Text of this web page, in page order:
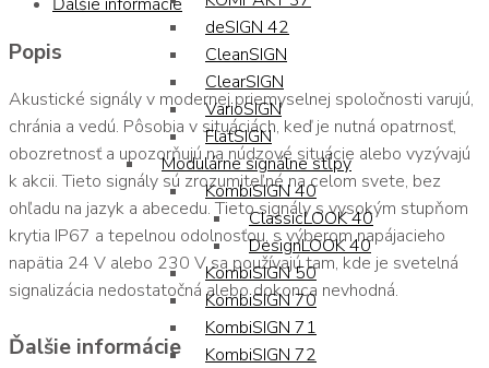
deSIGN 42
CleanSIGN
ClearSIGN
VarioSIGN
FlatSIGN
Modulárne signálne stĺpy
KombiSIGN 40
ClassicLOOK 40
DesignLOOK 40
KombiSIGN 50
KombiSIGN 70
KombiSIGN 71
KombiSIGN 72
Popis
Akustické signály v modernej priemyselnej spoločnosti varujú,
chránia a vedú. Pôsobia v situáciách, keď je nutná opatrnosť,
obozretnosť a upozorňujú na núdzové situácie alebo vyzývajú
k akcii. Tieto signály sú zrozumiteľné na celom svete, bez
ohľadu na jazyk a abecedu. Tieto signály s vysokým stupňom
krytia IP67 a tepelnou odolnosťou, s výberom napájacieho
napätia 24 V alebo 230 V sa používajú tam, kde je svetelná
signalizácia nedostatočná alebo dokonca nevhodná.
Ďalšie informácie